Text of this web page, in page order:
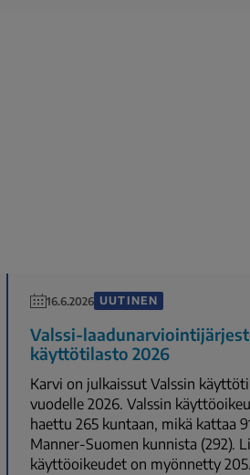
16.6.2026 UUTINEN
Valssi-
käyttötilasto 2026
Karvi on julkaissut Valssin
vuodelle 2026. Valssin
haettu 265 kuntaan, mikä kattaa
Manner-Suomen kunnista (292).
käyttöoikeudet on myönnetty